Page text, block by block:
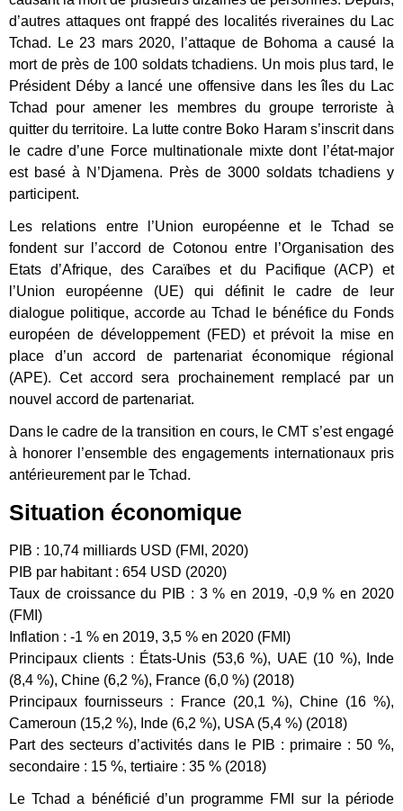
d’autres attaques ont frappé des localités riveraines du Lac
Tchad. Le 23 mars 2020, l’attaque de Bohoma a causé la
mort de près de 100 soldats tchadiens. Un mois plus tard, le
Président Déby a lancé une offensive dans les îles du Lac
Tchad pour amener les membres du groupe terroriste à
quitter du territoire. La lutte contre Boko Haram s’inscrit dans
le cadre d’une Force multinationale mixte dont l’état-major
est basé à N’Djamena. Près de 3000 soldats tchadiens y
participent.
Les relations entre l’Union européenne et le Tchad se
fondent sur l’accord de Cotonou entre l’Organisation des
Etats d’Afrique, des Caraïbes et du Pacifique (ACP) et
l’Union européenne (UE) qui définit le cadre de leur
dialogue politique, accorde au Tchad le bénéfice du Fonds
européen de développement (FED) et prévoit la mise en
place d’un accord de partenariat économique régional
(APE). Cet accord sera prochainement remplacé par un
nouvel accord de partenariat.
Dans le cadre de la transition en cours, le CMT s’est engagé
à honorer l’ensemble des engagements internationaux pris
antérieurement par le Tchad.
Situation économique
PIB : 10,74 milliards USD (FMI, 2020)
PIB par habitant : 654 USD (2020)
Taux de croissance du PIB : 3 % en 2019, -0,9 % en 2020
(FMI)
Inflation : -1 % en 2019, 3,5 % en 2020 (FMI)
Principaux clients : États-Unis (53,6 %), UAE (10 %), Inde
(8,4 %), Chine (6,2 %), France (6,0 %) (2018)
Principaux fournisseurs : France (20,1 %), Chine (16 %),
Cameroun (15,2 %), Inde (6,2 %), USA (5,4 %) (2018)
Part des secteurs d’activités dans le PIB : primaire : 50 %,
secondaire : 15 %, tertiaire : 35 % (2018)
Le Tchad a bénéficié d’un programme FMI sur la période